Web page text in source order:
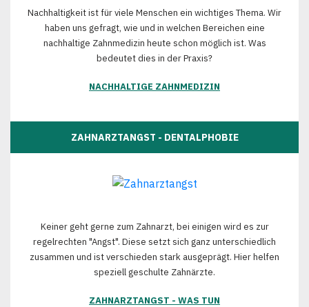
Nachhaltigkeit ist für viele Menschen ein wichtiges Thema. Wir
haben uns gefragt, wie und in welchen Bereichen eine
nachhaltige Zahnmedizin heute schon möglich ist. Was
bedeutet dies in der Praxis?
NACHHALTIGE ZAHNMEDIZIN
ZAHNARZTANGST - DENTALPHOBIE
Keiner geht gerne zum Zahnarzt, bei einigen wird es zur
regelrechten "Angst". Diese setzt sich ganz unterschiedlich
zusammen und ist verschieden stark ausgeprägt. Hier helfen
speziell geschulte Zahnärzte.
ZAHNARZTANGST - WAS TUN